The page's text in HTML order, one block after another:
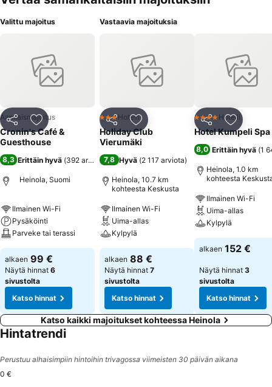
Valittu majoitus
Jaa Lisää suosikkeihin
Aamiaismajoitus
Cronin's Café &
Guesthouse
8,3 Erittäin hyvä (392 arviota)
Heinola, Suomi
Ilmainen Wi-Fi
Pysäköinti
Parveke tai terassi
alkaen 99 €
Näytä hinnat 6
sivustolta
Katso hinnat
Vastaavia majoituksia
Jaa Lisää suosikkeihin
3 Tähtiluokitus
Hotelli
Holiday Club
Vierumäki
7,8 Hyvä (2 117 arviota)
Heinola, 10.7 km
kohteesta Keskusta
Ilmainen Wi-Fi
Uima-allas
Kylpylä
alkaen 88 €
Näytä hinnat 7
sivustolta
Katso hinnat
Jaa Lisää
4 Tähtiluokitus
Hotelli
Hotel Kumpeli Spa
8,0 Erittäin hyvä (1
Heinola, 1.0 km
kohteesta
Ilmainen Wi-Fi
Uima-allas
Kylpylä
alkaen 152 €
Näytä hinnat 3
sivustolta
Katso hinnat
Katso kaikki majoitukset kohteessa Heinola
Hintatrendi
Perustuu alhaisimpiin hintoihin trivagossa viimeisten 30 päivän aikana
0 €